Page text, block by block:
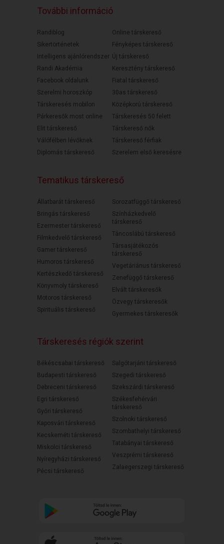
További információ
Randiblog
Sikertörténetek
Intelligens ajánlórendszer
Randi Akadémia
Facebook oldalunk
Szerelmi horoszkóp
Társkeresés mobilon
Párkeresők most online
Elit társkereső
Válófélben lévőknek
Diplomás társkereső
Online társkereső
Fényképes társkereső
Új társkereső
Keresztény társkereső
Fiatal társkereső
30as társkereső
Középkorú társkereső
Társkeresés 50 felett
Társkereső nők
Társkereső férfiak
Szerelem első keresésre
Tematikus társkereső
Állatbarát társkereső
Bringás társkereső
Ezermester társkereső
Filmkedvelő társkereső
Gamer társkereső
Humoros társkereső
Kertészkedő társkereső
Könyvmoly társkereső
Motoros társkereső
Spirituális társkereső
Sorozatfüggő társkereső
Színházkedvelő
társkereső
Táncoslábú társkereső
Társasjátékozós
társkereső
Vegetáriánus társkereső
Zenefüggő társkereső
Elvált társkeresők
Özvegy társkeresők
Gyermekes társkeresők
Társkeresés régiók szerint
Békéscsabai társkereső
Budapesti társkereső
Debreceni társkereső
Egri társkereső
Győri társkereső
Kaposvári társkereső
Kecskeméti társkereső
Miskolci társkereső
Nyíregyházi társkereső
Pécsi társkereső
Salgótarjáni társkereső
Szegedi társkereső
Szekszárdi társkereső
Székesfehérvári
társkereső
Szolnoki társkereső
Szombathelyi társkereső
Tatabányai társkereső
Veszprémi társkereső
Zalaegerszegi társkereső